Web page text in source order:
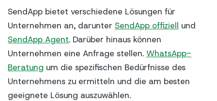
SendApp bietet verschiedene Lösungen für
Unternehmen an, darunter SendApp offiziell und
SendApp Agent. Darüber hinaus können
Unternehmen eine Anfrage stellen. WhatsApp-
Beratung um die spezifischen Bedürfnisse des
Unternehmens zu ermitteln und die am besten
geeignete Lösung auszuwählen.